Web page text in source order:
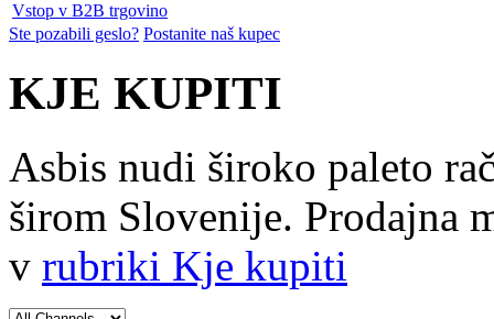
Vstop v B2B trgovino
Ste pozabili geslo? Postanite naš kupec
KJE KUPITI
Asbis nudi široko paleto
širom Slovenije. Prodajna
v rubriki Kje kupiti